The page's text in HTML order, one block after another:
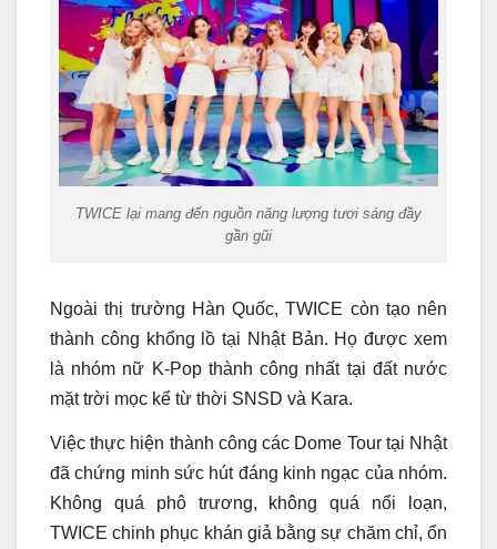
TWICE lại mang đến nguồn năng lượng tươi sáng đầy
gần gũi
Ngoài thị trường Hàn Quốc, TWICE còn tạo nên
thành công khổng lồ tại Nhật Bản. Họ được xem
là nhóm nữ K-Pop thành công nhất tại đất nước
mặt trời mọc kể từ thời SNSD và Kara.
Việc thực hiện thành công các Dome Tour tại Nhật
đã chứng minh sức hút đáng kinh ngạc của nhóm.
Không quá phô trương, không quá nổi loạn,
TWICE chinh phục khán giả bằng sự chăm chỉ, ổn